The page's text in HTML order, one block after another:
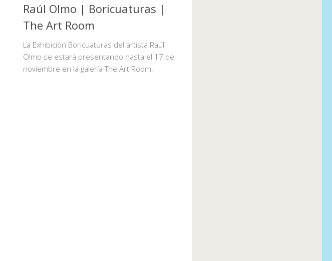
Raúl Olmo | Boricuaturas |
The Art Room
La Exhibición Boricuaturas del artista Raúl
Olmo se estará presentando hasta el 17 de
noviembre en la galería The Art Room.